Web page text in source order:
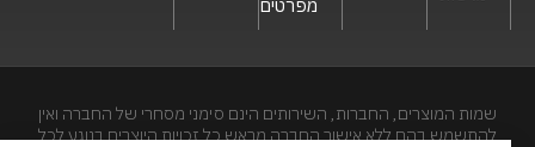
מפרטים
שמות המוצרים, החברות, השירותים הינם סימני מסחרי של החברה ואין
להתשמש בהם ללא אישור החברה מראש.כל זכויות היוצרים בנוגע לכל